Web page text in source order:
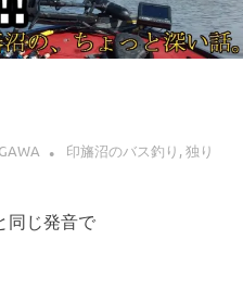
印旛沼のバス釣り ,独り
同じ発音で